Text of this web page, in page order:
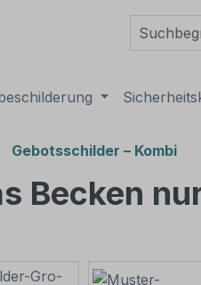
Gebotsschilder – Kombi
Becken